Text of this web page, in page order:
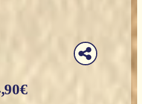
€